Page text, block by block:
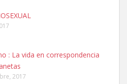
papillera, asustada tiene miedo a la
: La vida en correspondencia
2017